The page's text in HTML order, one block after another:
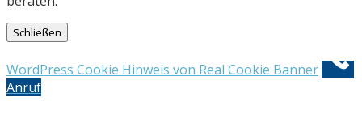
Schließen
WordPress Cookie Hinweis von Real Cookie Banner
Anruf